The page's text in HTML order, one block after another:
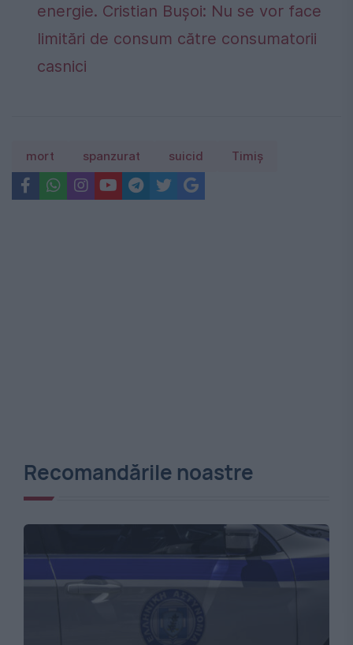
energie. Cristian Bușoi: Nu se vor face
limitări de consum către consumatorii
casnici
mort spanzurat suicid Timiş
Recomandările noastre